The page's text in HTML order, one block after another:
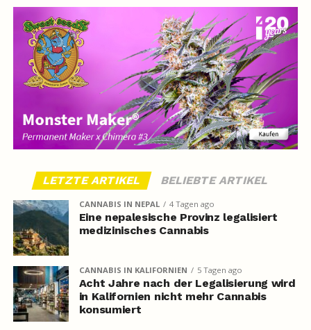
LETZTE ARTIKEL BELIEBTE ARTIKEL
CANNABIS IN NEPAL 4 Tagen ago
Eine nepalesische Provinz legalisiert
medizinisches Cannabis
CANNABIS IN KALIFORNIEN 5 Tagen ago
Acht Jahre nach der Legalisierung wird
in Kalifornien nicht mehr Cannabis
konsumiert